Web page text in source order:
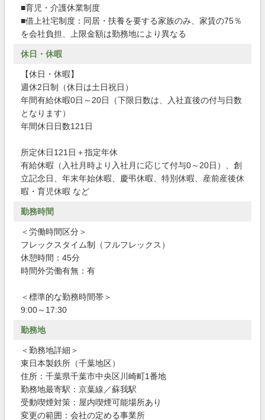
■育児・介護休業制度
■借上社宅制度：同居・扶養を要する家族のみ、家賃の75％
を会社負担、上限金額は勤務地により異なる
休日・休暇
【休日・休暇】
週休2日制（休日は土日祝日）
年間有給休暇0日～20日（下限日数は、入社直後の付与日数
となります）
年間休日日数121日
所定休日121日＋指定年休
有給休暇（入社月時より入社月に応じて付与0～20日）、創
立記念日、年末年始休暇、慶弔休暇、特別休暇、産前産後休
暇・育児休暇 など
勤務時間
＜労働時間区分＞
フレックスタイム制（フルフレックス）
休憩時間：45分
時間外労働有無：有
＜標準的な勤務時間帯＞
9:00～17:30
勤務地
＜勤務地詳細＞
東日本製鉄所（千葉地区）
住所：千葉県千葉市中央区川崎町1番地
勤務地最寄駅：京葉線／蘇我駅
受動喫煙対策：屋内喫煙可能場所あり
変更の範囲：会社の定める事業所